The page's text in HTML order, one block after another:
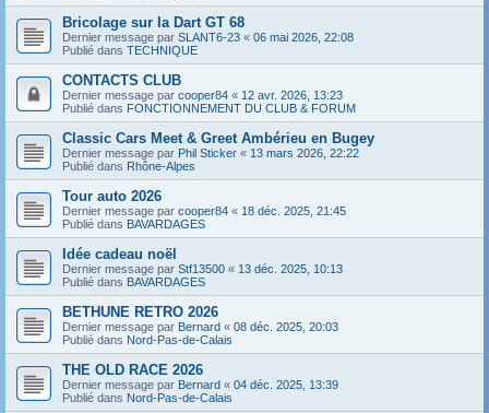
Bricolage sur la Dart GT 68
Dernier message par SLANT6-23 « 06 mai 2026, 22:08
Publié dans TECHNIQUE
CONTACTS CLUB
Dernier message par cooper84 « 12 avr. 2026, 13:23
Publié dans FONCTIONNEMENT DU CLUB & FORUM
Classic Cars Meet & Greet Ambérieu en Bugey
Dernier message par Phil Sticker « 13 mars 2026, 22:22
Publié dans Rhône-Alpes
Tour auto 2026
Dernier message par cooper84 « 18 déc. 2025, 21:45
Publié dans BAVARDAGES
Idée cadeau noël
Dernier message par Stf13500 « 13 déc. 2025, 10:13
Publié dans BAVARDAGES
BETHUNE RETRO 2026
Dernier message par Bernard « 08 déc. 2025, 20:03
Publié dans Nord-Pas-de-Calais
THE OLD RACE 2026
Dernier message par Bernard « 04 déc. 2025, 13:39
Publié dans Nord-Pas-de-Calais